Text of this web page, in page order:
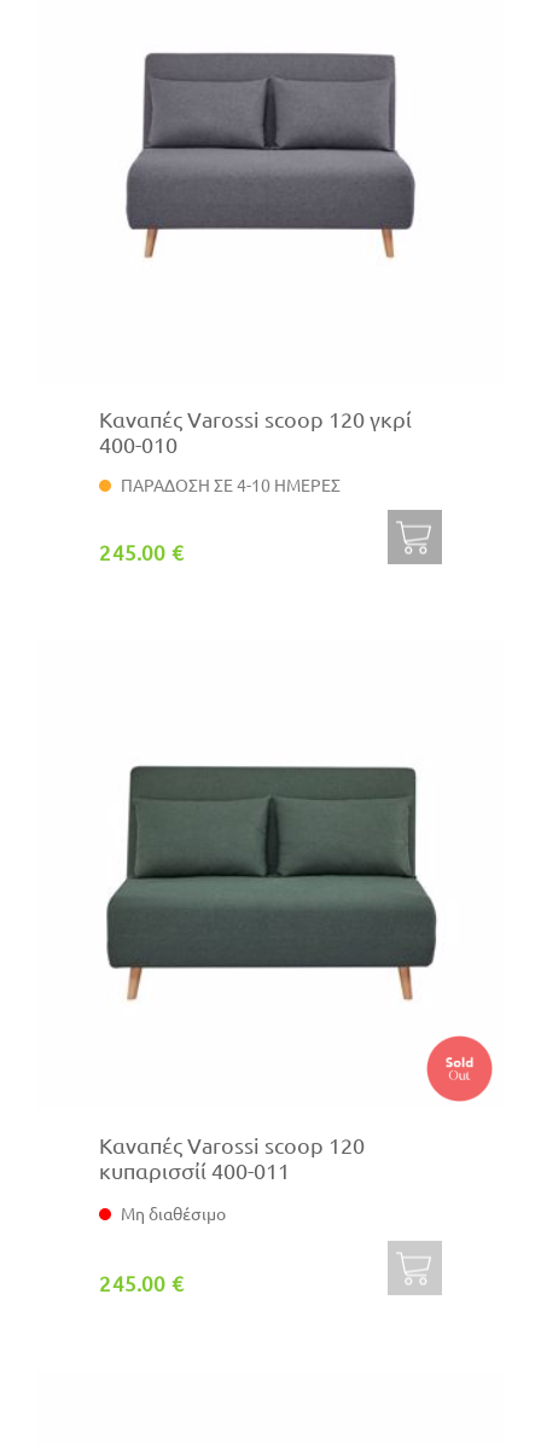
Καναπές Varossi scoop 120 γκρί
400-010
ΠΑΡΑΔΟΣΗ ΣΕ 4-10 ΗΜΕΡΕΣ
245.00 €
Καναπές Varossi scoop 120
κυπαρισσἰί 400-011
Μη διαθέσιμο
245.00 €